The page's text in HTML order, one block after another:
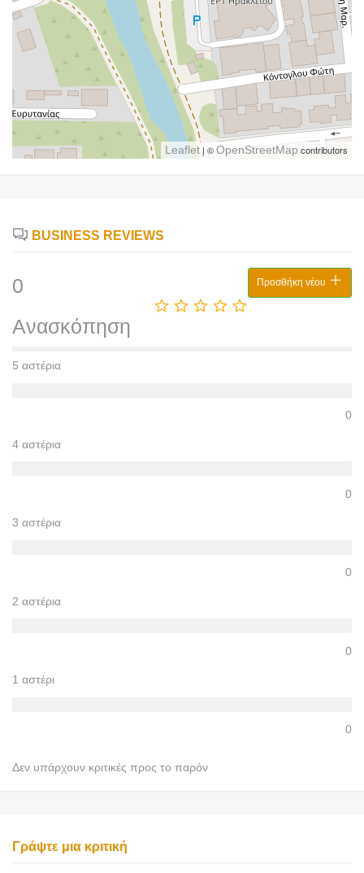
Leaflet| ©OpenStreetMap contributors
BUSINESS REVIEWS
0
Ανασκόπηση
Προσθήκη νέου
5 αστέρια
0
4 αστέρια
0
3 αστέρια
0
2 αστέρια
0
1 αστέρι
0
Δεν υπάρχουν κριτικές προς το παρόν
Γράψτε μια κριτική